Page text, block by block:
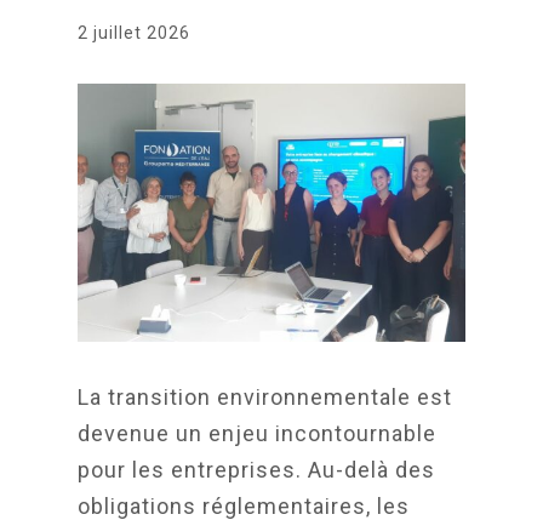
2 juillet 2026
La transition environnementale est
devenue un enjeu incontournable
pour les entreprises. Au-delà des
obligations réglementaires, les